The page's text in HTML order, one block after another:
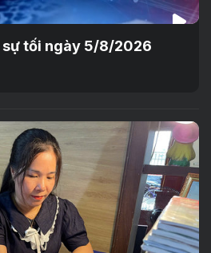
tối ngày 5/8/2026